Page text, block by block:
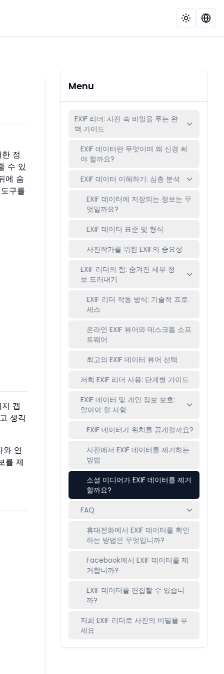
정
수 있
에 숨
구를
캡
생각
와 연
를 제
Menu
EXIF 리더: 사진 속 비밀을 푸는 완
벽 가이드
EXIF 데이터란 무엇이며 왜 신경 써
야 할까요?
EXIF 데이터 이해하기: 심층 분석
EXIF 데이터에 저장되는 정보는 무
엇일까요?
EXIF 데이터 표준 및 형식
사진작가를 위한 EXIF의 중요성
EXIF 리더의 힘: 숨겨진 세부 정
보 드러내기
EXIF 리더 작동 방식: 기술적 프로
세스
온라인 EXIF 뷰어와 데스크톱 소프
트웨어
최고의 EXIF 데이터 뷰어 선택
저희 EXIF 리더 사용: 단계별 가이드
EXIF 데이터 및 개인 정보 보호:
알아야 할 사항
EXIF 데이터가 위치를 공개할까요?
사진에서 EXIF 데이터를 제거하는
방법
소셜 미디어가 EXIF 데이터를 제거
할까요?
FAQ
휴대전화에서 EXIF 데이터를 확인
하는 방법은 무엇입니까?
Facebook에서 EXIF 데이터를 제
거합니까?
EXIF 데이터를 편집할 수 있습니
까?
저희 EXIF 리더로 사진의 비밀을 푸
세요